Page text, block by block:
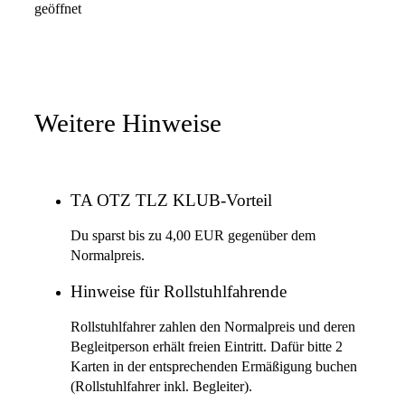
geöffnet
Weitere Hinweise
TA OTZ TLZ KLUB-Vorteil
Du sparst bis zu 4,00 EUR gegenüber dem
Normalpreis.
Hinweise für Rollstuhlfahrende
Rollstuhlfahrer zahlen den Normalpreis und deren
Begleitperson erhält freien Eintritt. Dafür bitte 2
Karten in der entsprechenden Ermäßigung buchen
(Rollstuhlfahrer inkl. Begleiter).